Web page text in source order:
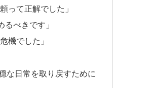
って正解でした」
べきです」
機でした」
な日常を取り戻すために